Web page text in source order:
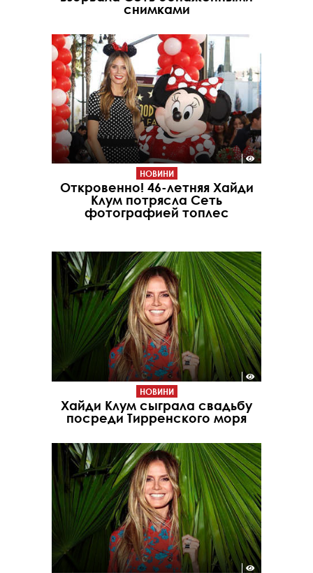
снимками
НОВИНИ
Откровенно! 46-летняя Хайди
Клум потрясла Сеть
фотографией топлес
НОВИНИ
Хайди Клум сыграла свадьбу
посреди Тирренского моря